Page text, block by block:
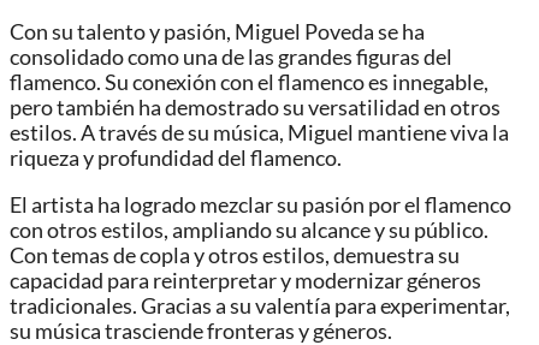
Con su talento y pasión, Miguel Poveda se ha
consolidado como una de las grandes figuras del
flamenco. Su conexión con el flamenco es innegable,
pero también ha demostrado su versatilidad en otros
estilos. A través de su música, Miguel mantiene viva la
riqueza y profundidad del flamenco.
El artista ha logrado mezclar su pasión por el flamenco
con otros estilos, ampliando su alcance y su público.
Con temas de copla y otros estilos, demuestra su
capacidad para reinterpretar y modernizar géneros
tradicionales. Gracias a su valentía para experimentar,
su música trasciende fronteras y géneros.